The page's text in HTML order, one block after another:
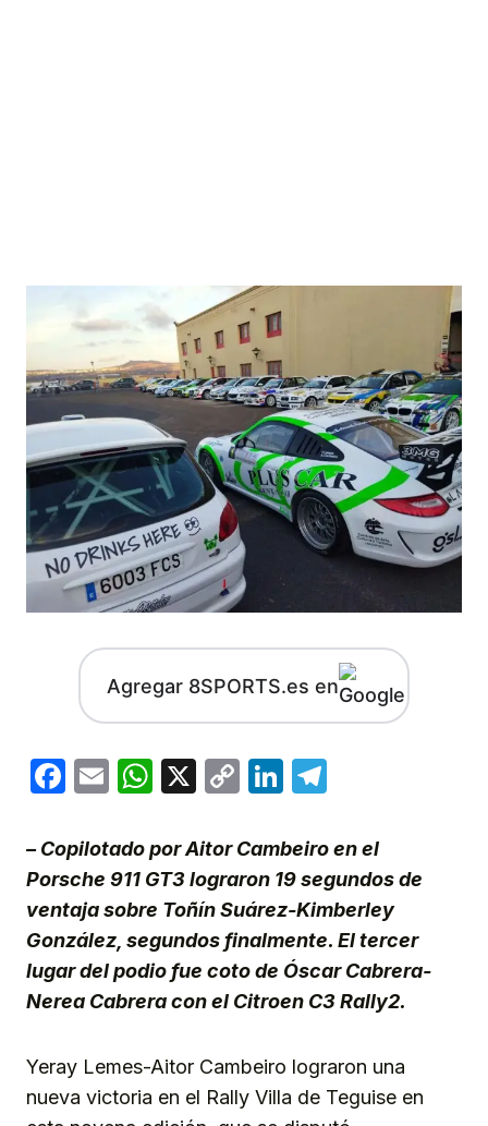
Agregar 8SPORTS.es en
Facebook
EmailWhatsApp
X
CopyLinkedIn
– Copilotado por Aitor Cambeiro en el
Porsche 911 GT3 lograron 19 segundos de
ventaja sobre Toñín Suárez-Kimberley
González, segundos finalmente. El tercer
lugar del podio fue coto de Óscar Cabrera-
Nerea Cabrera con el Citroen C3 Rally2.
Yeray Lemes-Aitor Cambeiro lograron una
nueva victoria en el Rally Villa de Teguise en